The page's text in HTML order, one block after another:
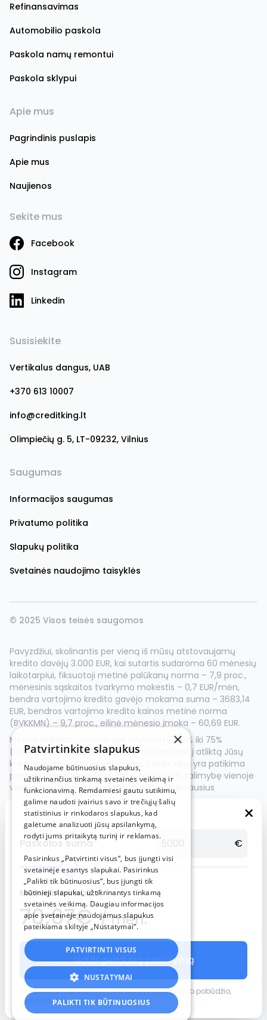
×
Paskolos suma €
Mėnesinė įmoka*
70.67€/ mėn.
Gauti geriausią pasiūlymą
Nurodyta mėnesinė įmoka yra tik informacinio pobūdžio,
galutinis pasiūlymas gali skirtis.
Refinansavimas
Automobilio paskola
Paskola namų remontui
Paskola sklypui
Apie mus
Pagrindinis puslapis
Apie mus
Naujienos
Sekite mus
Facebook
Instagram
Linkedin
Susisiekite
Vertikalus dangus, UAB
+370 613 10007
info@creditking.lt
Olimpiečių g. 5, LT-09232, Vilnius
Saugumas
Informacijos saugumas
Privatumo politika
Slapukų politika
Svetainės naudojimo taisyklės
© 2025 Visos teisės saugomos
Pavyzdžiui, skolinantis per vieną iš mūsų atstovaujamų
kredito davėjų 3.000 EUR, kai sutartis sudaroma 60 mėnesių
laikotarpiui, fiksuotoji metinė palūkanų norma – 7,9 proc.,
mėnesinis sąskaitos tvarkymo mokestis – 0,7 EUR/mėn,
bendra vartojimo kredito gavėjo mokama suma – 3683,14
EUR, bendros vartojimo kredito kainos metinė norma
(BVKKMN) – 9,7 proc., eilinė mėnesio įmoka – 60,69 EUR.
Metinė palūkanų norma gali svyruoti nuo 5% iki 75%
(maksimali palūkanų norma) , atsižvelgiant į atliktą Jūsų
kreditingumo ir rizikos vertinimą. Credit King yra patikima
paskolų palyginimo platforma, suteikianti galimybę vienoje
vietoje nemokamai ir operatyviai gauti geriausius
asmeninius kredito pasiūlymus.
Vartojimo paskola gali būti suteikta su paskolos terminu
nuo 3 iki 84 mėnesių, paskolos suma nuo 300 EUR iki 25000
EUR ir metine palūkanų norma nuo 9%.
Refinansavimas galimas su paskolos terminu nuo 3 iki 84
mėnesių, paskolos suma nuo 300 EUR iki 25000 EUR ir
metine palūkanų norma nuo 9%.
Automobilio paskola gali būti suteikta su paskolos terminu
nuo 3 iki 72 mėnesių, paskolos suma nuo 1000 EUR iki 25000
EUR ir metine palūkanų norma nuo 9%.
Paskola namų remontui gali būti suteikta paskolos terminu
nuo 3 iki 84 mėnesių, paskolos suma nuo 300 EUR iki 25000
EUR ir metine palūkanų norma nuo 9%.
×
Patvirtinkite slapukus
Naudojame būtinuosius slapukus,
užtikrinančius tinkamą svetainės veikimą ir
funkcionavimą. Remdamiesi gautu sutikimu,
galime naudoti įvairius savo ir trečiųjų šalių
statistinius ir rinkodaros slapukus, kad
galėtume analizuoti jūsų apsilankymą,
rodyti jums pritaikytą turinį ir reklamas.
Pasirinkus „Patvirtinti visus“, bus įjungti visi
svetainėje esantys slapukai. Pasirinkus
„Palikti tik būtinuosius“, bus įjungti tik
būtinieji slapukai, užtikrinantys tinkamą
svetainės veikimą. Daugiau informacijos
apie svetainėje naudojamus slapukus
pateikiama skiltyje „Nustatymai“.
PATVIRTINTI VISUS
PALIKTI TIK BŪTINUOSIUS
NUSTATYMAI